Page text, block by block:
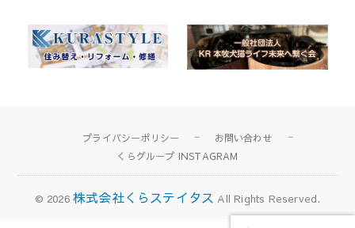
ン
プライバシーポリシー
お問い合わせ
くらグループ INSTAGRAM
© 2026 株式会社くらステイタス All Rights Reserved.